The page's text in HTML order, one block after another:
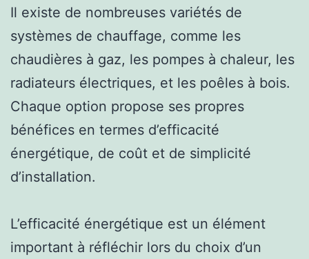
Il existe de nombreuses variétés de
systèmes de chauffage, comme les
chaudières à gaz, les pompes à chaleur, les
radiateurs électriques, et les poêles à bois.
Chaque option propose ses propres
bénéfices en termes d’efficacité
énergétique, de coût et de simplicité
d’installation.
L’efficacité énergétique est un élément
important à réfléchir lors du choix d’un